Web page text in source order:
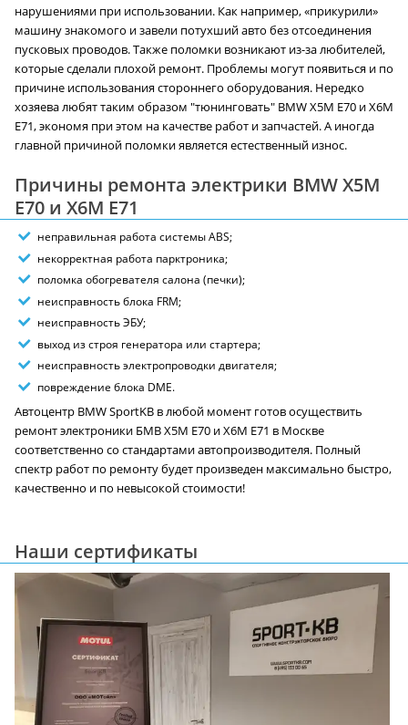
нарушениями при использовании. Как например, «прикурили»
машину знакомого и завели потухший авто без отсоединения
пусковых проводов. Также поломки возникают из-за любителей,
которые сделали плохой ремонт. Проблемы могут появиться и по
причине использования стороннего оборудования. Нередко
хозяева любят таким образом "тюнинговать" BMW X5M E70 и X6M
E71, экономя при этом на качестве работ и запчастей. А иногда
главной причиной поломки является естественный износ.
Причины ремонта электрики BMW X5M
E70 и X6M E71
неправильная работа системы ABS;
некорректная работа парктроника;
поломка обогревателя салона (печки);
неисправность блока FRM;
неисправность ЭБУ;
выход из строя генератора или стартера;
неисправность электропроводки двигателя;
повреждение блока DME.
Автоцентр BMW SportKB в любой момент готов осуществить
ремонт электроники БМВ X5M E70 и X6M E71 в Москве
соответственно со стандартами автопроизводителя. Полный
спектр работ по ремонту будет произведен максимально быстро,
качественно и по невысокой стоимости!
Наши сертификаты